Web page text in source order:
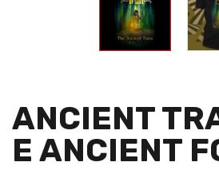
ANCIENT
E ANCIENT